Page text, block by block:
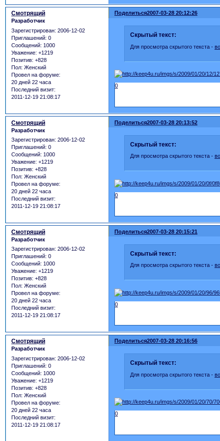
Поделиться2007-03-28 20:12:26
Смотрящий
Разработчик
Зарегистрирован: 2006-12-02
Приглашений: 0
Сообщений: 1000
Уважение: +1219
Позитив: +828
Пол: Женский
Провел на форуме:
20 дней 22 часа
Последний визит:
2011-12-19 21:08:17
Скрытый текст:
Для просмотра скрытого текста -
0
Поделиться2007-03-28 20:13:52
Смотрящий
Разработчик
Зарегистрирован: 2006-12-02
Приглашений: 0
Сообщений: 1000
Уважение: +1219
Позитив: +828
Пол: Женский
Провел на форуме:
20 дней 22 часа
Последний визит:
2011-12-19 21:08:17
Скрытый текст:
Для просмотра скрытого текста -
0
Поделиться2007-03-28 20:15:21
Смотрящий
Разработчик
Зарегистрирован: 2006-12-02
Приглашений: 0
Сообщений: 1000
Уважение: +1219
Позитив: +828
Пол: Женский
Провел на форуме:
20 дней 22 часа
Последний визит:
2011-12-19 21:08:17
Скрытый текст:
Для просмотра скрытого текста -
0
Поделиться2007-03-28 20:16:56
Смотрящий
Разработчик
Зарегистрирован: 2006-12-02
Приглашений: 0
Сообщений: 1000
Уважение: +1219
Позитив: +828
Пол: Женский
Провел на форуме:
20 дней 22 часа
Последний визит:
2011-12-19 21:08:17
Скрытый текст:
Для просмотра скрытого текста -
0